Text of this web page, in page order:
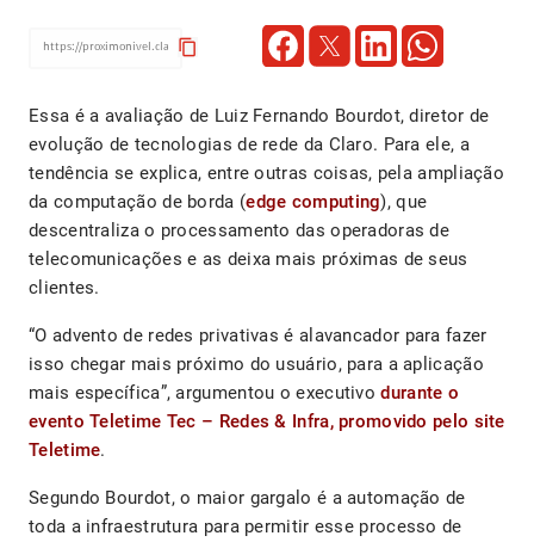
content_copy
Essa é a avaliação de Luiz Fernando Bourdot, diretor de
evolução de tecnologias de rede da Claro. Para ele, a
tendência se explica, entre outras coisas, pela ampliação
da computação de borda (edge computing), que
descentraliza o processamento das operadoras de
telecomunicações e as deixa mais próximas de seus
clientes.
“O advento de redes privativas é alavancador para fazer
isso chegar mais próximo do usuário, para a aplicação
mais específica”, argumentou o executivodurante o
evento Teletime Tec – Redes & Infra, promovido pelo site
Teletime.
Segundo Bourdot, o maior gargalo é a automação de
toda a infraestrutura para permitir esse processo de